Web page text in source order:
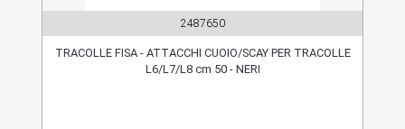
2487650
TRACOLLE FISA - ATTACCHI CUOIO/SCAY PER TRACOLLE
L6/L7/L8 cm 50 - NERI